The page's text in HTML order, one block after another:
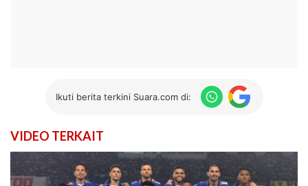
Ikuti berita terkini Suara.com di:
VIDEO TERKAIT